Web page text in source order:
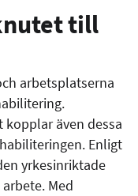
till
arbetsplatserna
även dessa
Enligt
yrkesinriktade
Med